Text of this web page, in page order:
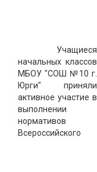
Учащиеся
начальных классов
МБОУ "СОШ №10 г.
Юрги" приняли
активное участие в
выполнении
нормативов
Всероссийского